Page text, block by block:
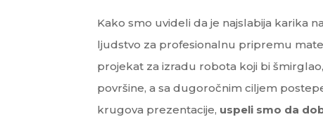
Kako smo uvideli da je najslabija karika
ljudstvo za profesionalnu pripremu
projekat za izradu robota koji bi
površine, a sa dugoročnim ciljem
krugova prezentacije, uspeli smo da